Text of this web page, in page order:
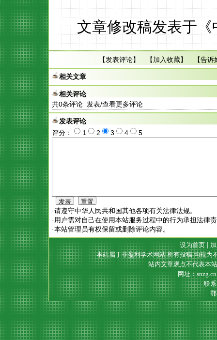
文章修改稿发表于
【发表评论】 【加入收藏】 【告诉
相关文章
相关评论
共0条评论 发表/查看更多评论
发表评论
评分：
1 2 3 4 5
·请遵守中华人民共和国其他各项有关法律法规。
·用户需对自己在使用本站服务过程中的行为承担法律
·本站管理员有权保留或删除评论内容。
设为首页|
本站属于非盈利学术网站 所有投稿 均视为
站内文章观点不代表本
网址：
联